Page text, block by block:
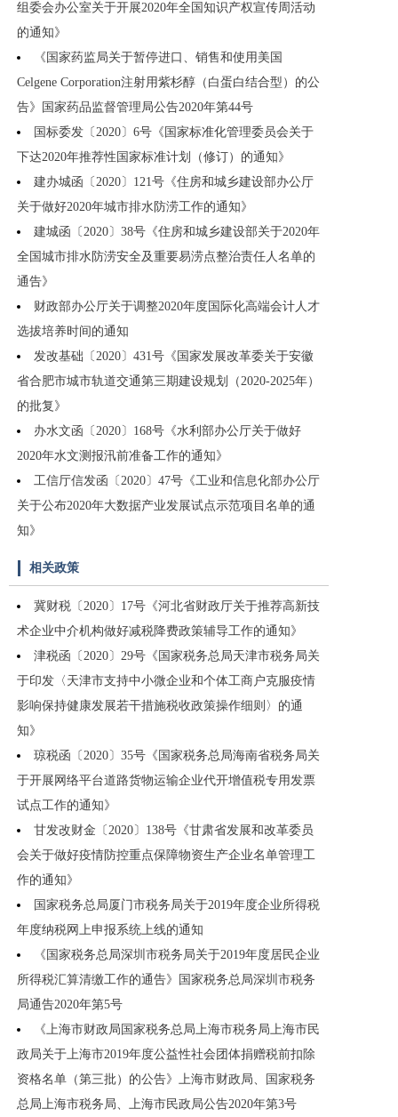
组委会办公室关于开展2020年全国知识产权宣传周活动
的通知》
《国家药监局关于暂停进口、销售和使用美国
Celgene Corporation注射用紫杉醇（白蛋白结合型）的公
告》国家药品监督管理局公告2020年第44号
国标委发〔2020〕6号《国家标准化管理委员会关于
下达2020年推荐性国家标准计划（修订）的通知》
建办城函〔2020〕121号《住房和城乡建设部办公厅
关于做好2020年城市排水防涝工作的通知》
建城函〔2020〕38号《住房和城乡建设部关于2020年
全国城市排水防涝安全及重要易涝点整治责任人名单的
通告》
财政部办公厅关于调整2020年度国际化高端会计人才
选拔培养时间的通知
发改基础〔2020〕431号《国家发展改革委关于安徽
省合肥市城市轨道交通第三期建设规划（2020-2025年）
的批复》
办水文函〔2020〕168号《水利部办公厅关于做好
2020年水文测报汛前准备工作的通知》
工信厅信发函〔2020〕47号《工业和信息化部办公厅
关于公布2020年大数据产业发展试点示范项目名单的通
知》
相关政策
冀财税〔2020〕17号《河北省财政厅关于推荐高新技
术企业中介机构做好减税降费政策辅导工作的通知》
津税函〔2020〕29号《国家税务总局天津市税务局关
于印发〈天津市支持中小微企业和个体工商户克服疫情
影响保持健康发展若干措施税收政策操作细则〉的通
知》
琼税函〔2020〕35号《国家税务总局海南省税务局关
于开展网络平台道路货物运输企业代开增值税专用发票
试点工作的通知》
甘发改财金〔2020〕138号《甘肃省发展和改革委员
会关于做好疫情防控重点保障物资生产企业名单管理工
作的通知》
国家税务总局厦门市税务局关于2019年度企业所得税
年度纳税网上申报系统上线的通知
《国家税务总局深圳市税务局关于2019年度居民企业
所得税汇算清缴工作的通告》国家税务总局深圳市税务
局通告2020年第5号
《上海市财政局国家税务总局上海市税务局上海市民
政局关于上海市2019年度公益性社会团体捐赠税前扣除
资格名单（第三批）的公告》上海市财政局、国家税务
总局上海市税务局、上海市民政局公告2020年第3号